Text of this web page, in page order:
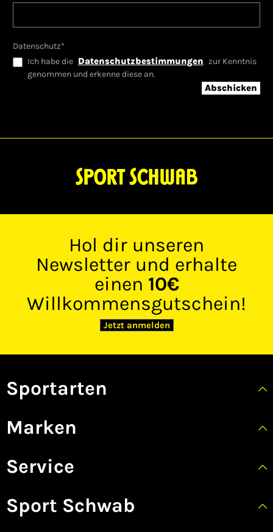
Datenschutz*
Ich habe die Datenschutzbestimmungen zur Kenntnis
genommen und erkenne diese an.
Abschicken
Hol dir unseren
Newsletter und erhalte
einen 10€
Willkommensgutschein!
Jetzt anmelden
Sportarten
Marken
Service
Sport Schwab